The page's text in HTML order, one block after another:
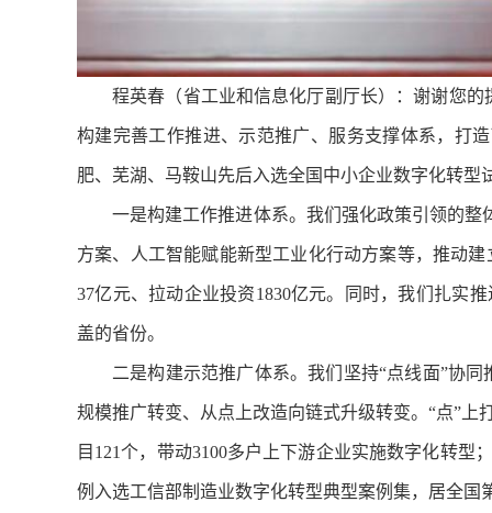
程英春（省工业和信息化厅副厅长）：谢谢您
构建完善工作推进、示范推广、服务支撑体系，打
肥、芜湖、马鞍山先后入选全国中小企业数字化转型
一是构建工作推进体系。我们强化政策引领的
方案、人工智能赋能新型工业化行动方案等，推动
37亿元、拉动企业投资1830亿元。同时，我们扎实
盖的省份。
二是构建示范推广体系。我们坚持“点线面”协
规模推广转变、从点上改造向链式升级转变。“点”上
目121个，带动3100多户上下游企业实施数字化转型
例入选工信部制造业数字化转型典型案例集，居全国